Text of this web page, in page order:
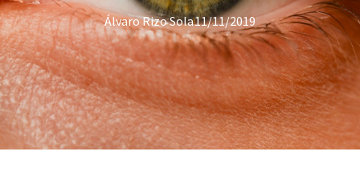
Álvaro Rizo Sola11/11/2019